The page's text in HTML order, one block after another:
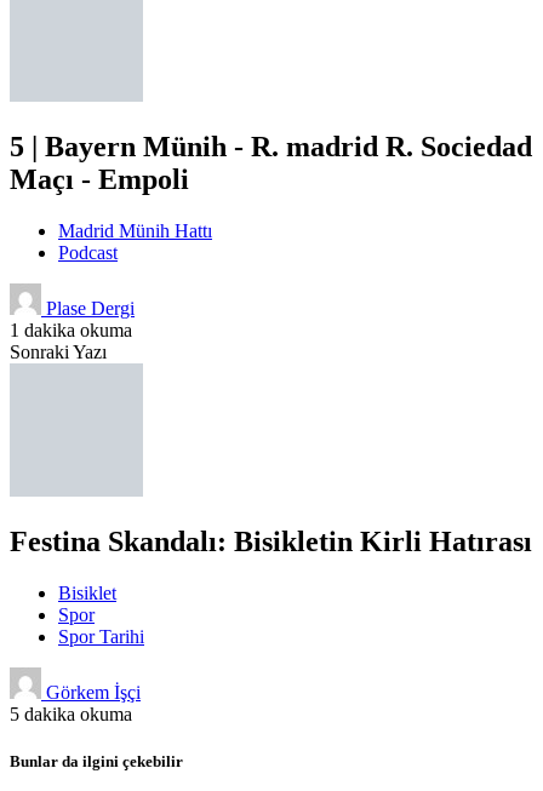
5 | Bayern Münih - R. madrid R. Sociedad
Maçı - Empoli
Madrid Münih Hattı
Podcast
Plase Dergi
1 dakika okuma
Sonraki Yazı
Festina Skandalı: Bisikletin Kirli Hatırası
Bisiklet
Spor
Spor Tarihi
Görkem İşçi
5 dakika okuma
Bunlar da ilgini çekebilir